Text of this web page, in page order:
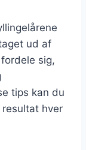
ud af
sig,
tips kan du
hver